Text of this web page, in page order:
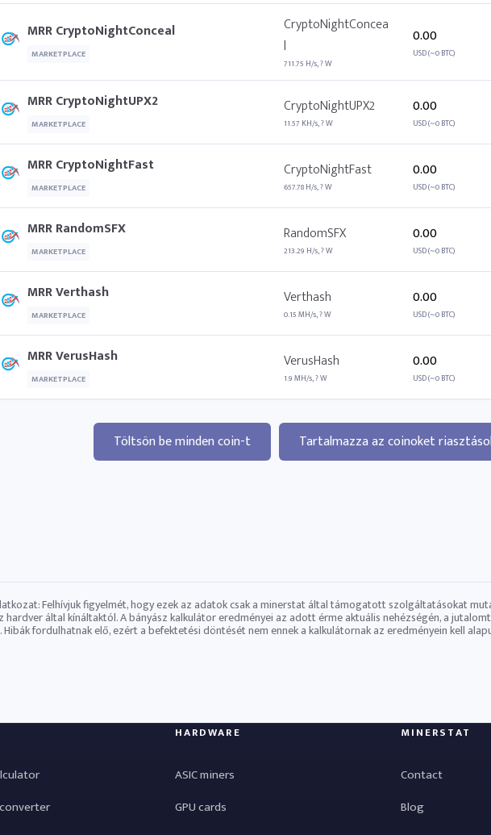
MRR CryptoNightConceal
MARKETPLACE
CryptoNightConcea
l
711.75 H/s, ? W
0.00
USD (~0 BTC)
MRR CryptoNightUPX2
MARKETPLACE
CryptoNightUPX2
11.57 KH/s, ? W
0.00
USD (~0 BTC)
MRR CryptoNightFast
MARKETPLACE
CryptoNightFast
657.78 H/s, ? W
0.00
USD (~0 BTC)
MRR RandomSFX
MARKETPLACE
RandomSFX
213.29 H/s, ? W
0.00
USD (~0 BTC)
MRR Verthash
MARKETPLACE
Verthash
0.15 MH/s, ? W
0.00
USD (~0 BTC)
MRR VerusHash
MARKETPLACE
VerusHash
1.9 MH/s, ? W
0.00
USD (~0 BTC)
Töltsön be minden coin-t Tartalmazza az coinoket
Felhívjuk figyelmét, hogy ezek az adatok csak a minerstat által támogatott szolgáltatásokat
​​hardver által kínáltaktól. A bányász ​​kalkulátor eredményei az adott érme aktuális nehézségén, a
Hibák fordulhatnak elő, ezért a befektetési döntését nem ennek a kalkulátornak az eredményein kell
HARDWARE
ASIC miners
GPU cards
MINERSTAT
Contact
Blog